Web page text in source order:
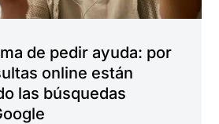
de pedir ayuda: por
online están
las búsquedas